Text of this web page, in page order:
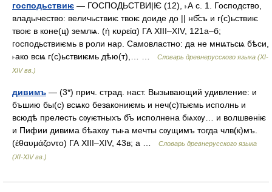
господьствиѥ — ГОСПОДЬСТВИ|Ѥ (12), ˫А с. 1. Господство,
владычество: величьствиѥ твоѥ доиде до || нб҃съ и г(с)ьствиѥ
твоѥ в коне(ц) землѩ. (ἡ κυρεία) ГА XIII–XIV, 121а–б;
господьствиѥмь в роли нар. Самовластно: да не мнѩтьсѩ бѣси,
˫ако всѩ г(с)ьствиѥмь дѣю(т),… …
Словарь древнерусского языка (XI-
XIV вв.)
дивимъ — (3*) прич. страд. наст. Вызывающий удивление: и
бъшию бы(с) всѩко безакониѥмь и неч(с)тьѥмь исполнь и
всюдѣ прелесть сѹѥтныхъ б҃ъ исполнена бѩхѹ… и волшвеніѥ
и Пифии дивима бѣахѹ ты˫а мечты сѹщимъ тогда члв(к)мъ.
(ἐθαυμάζοντο) ГА XIII–XIV, 43в; а …
Словарь древнерусского языка
(XI-XIV вв.)